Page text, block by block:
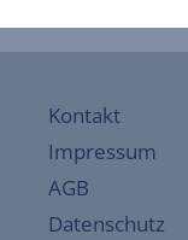
Kontakt
Impressum
AGB
Datenschutz